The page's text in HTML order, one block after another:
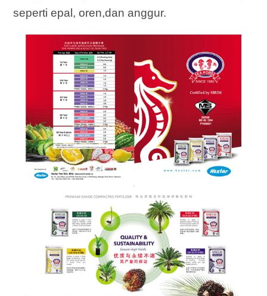
seperti epal, oren,dan anggur.